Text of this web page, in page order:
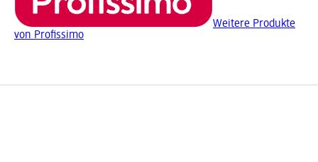
Weitere Produkte
von Profissimo